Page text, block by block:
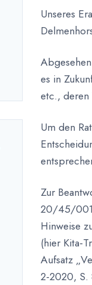
Unseres
es in
etc., deren
Um den
Zur
20/45/
Hinweise
(hier Kita-
Aufsatz
2-2020, S.